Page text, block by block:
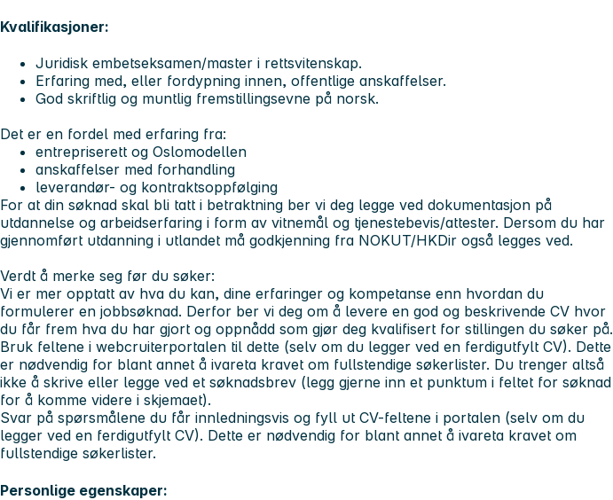
Kvalifikasjoner:
Juridisk embetseksamen/master i rettsvitenskap.
Erfaring med, eller fordypning innen, offentlige anskaffelser.
God skriftlig og muntlig fremstillingsevne på norsk.
Det er en fordel med erfaring fra:
entrepriserett og Oslomodellen
anskaffelser med forhandling
leverandør- og kontraktsoppfølging
For at din søknad skal bli tatt i betraktning ber vi deg legge ved dokumentasjon på
utdannelse og arbeidserfaring i form av vitnemål og tjenestebevis/attester. Dersom du har
gjennomført utdanning i utlandet må godkjenning fra NOKUT/HKDir også legges ved.
Verdt å merke seg før du søker:
Vi er mer opptatt av hva du kan, dine erfaringer og kompetanse enn hvordan du
formulerer en jobbsøknad. Derfor ber vi deg om å levere en god og beskrivende CV hvor
du får frem hva du har gjort og oppnådd som gjør deg kvalifisert for stillingen du søker på.
Bruk feltene i webcruiterportalen til dette (selv om du legger ved en ferdigutfylt CV). Dette
er nødvendig for blant annet å ivareta kravet om fullstendige søkerlister. Du trenger altså
ikke å skrive eller legge ved et søknadsbrev (legg gjerne inn et punktum i feltet for søknad
for å komme videre i skjemaet).
Svar på spørsmålene du får innledningsvis og fyll ut CV-feltene i portalen (selv om du
legger ved en ferdigutfylt CV). Dette er nødvendig for blant annet å ivareta kravet om
fullstendige søkerlister.
Personlige egenskaper: